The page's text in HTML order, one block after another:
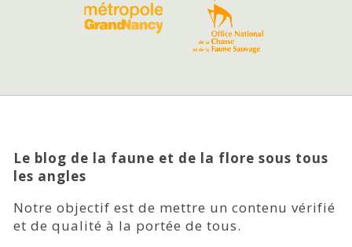
Le blog de la faune et de la flore sous tous
les angles
Notre objectif est de mettre un contenu vérifié
et de qualité à la portée de tous.